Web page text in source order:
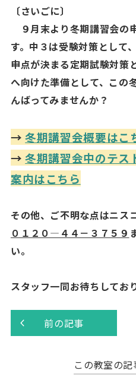
〔さいごに〕
９月末より冬期講習会の
す。中３は受験対策として
申点が決まる定期試験対策
へ向けた準備として、この
んばってみませんか？
→冬期講習会概要はこ
→冬期講習会中のテス
案内はこちら
その他、ご不明な点はニス
０１２０―４４－３７５９
い。
スタッフ一同お待ちしてお
前の記事
この教室の